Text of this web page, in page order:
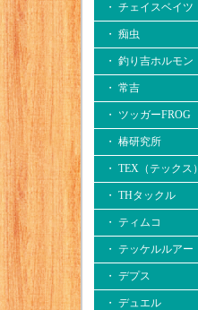
・ チェイスベイツ
・ 痴虫
・ 釣り吉ホルモン
・ 常吉
・ ツッガーFROG
・ 椿研究所
・ TEX（テックス）
・ THタックル
・ ティムコ
・ テッケルルアー
・ デプス
・ デュエル